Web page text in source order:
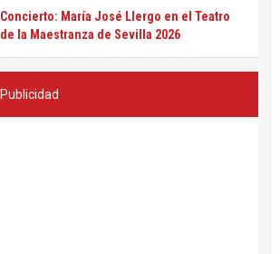
Concierto: María José Llergo en el Teatro
de la Maestranza de Sevilla 2026
Publicidad